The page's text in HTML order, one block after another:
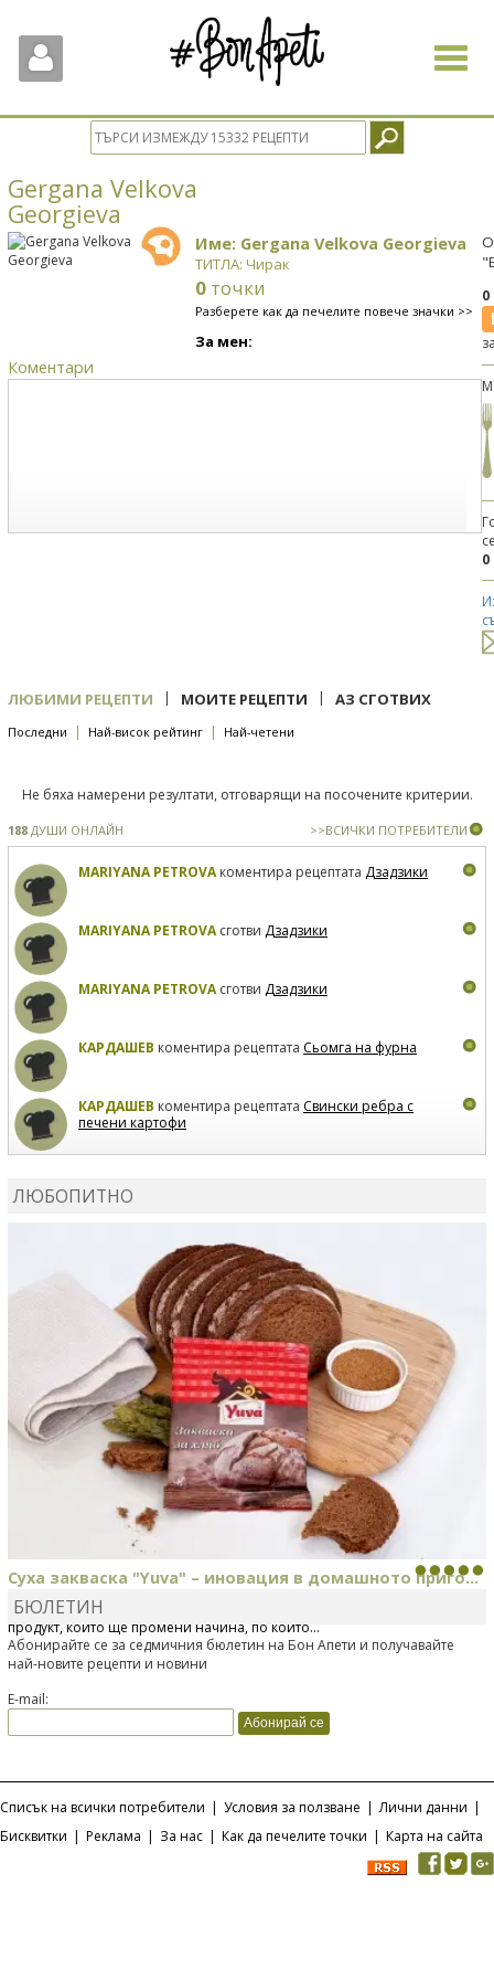
Toggle
Gergana Velkova
Georgieva
Име: Gergana Velkova Georgieva
ТИТЛА: Чирак
0 точки
Разберете как да печелите повече значки >>
За мен:
Коментари
0
ЛЮБИМИ РЕЦЕПТИ | МОИТЕ РЕЦЕПТИ | АЗ СГОТВИХ
Последни | Най-висок рейтинг | Най-четени
Не бяха намерени резултати, отговарящи на посочените критерии.
188 ДУШИ ОНЛАЙН >>ВСИЧКИ ПОТРЕБИТЕЛИ
MARIYANA PETROVAкоментира рецептата Дзадзики
MARIYANA PETROVAсготви Дзадзики
MARIYANA PETROVAсготви Дзадзики
КАРДАШЕВ коментира рецептата Сьомга на фурна
КАРДАШЕВ коментира рецептата Свински ребра с
печени картофи
ЛЮБОПИТНО
Суха закваска "Yuva" – иновация в домашното приго...
Отскоро Лесафр България стартира предлагането на изцяло нов
продукт, който ще промени начина, по който...
БЮЛЕТИН
Абонирайте се за седмичния бюлетин на Бон Апети и получавайте
най-новите рецепти и новини
E-mail:
Списък на всички потребители | Условия за ползване | Лични данни |
Бисквитки | Реклама | За нас | Как да печелите точки | Карта на сайта